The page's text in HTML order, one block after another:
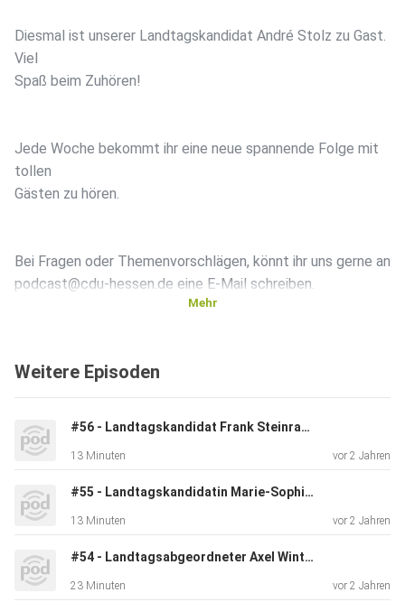
Diesmal ist unserer Landtagskandidat André Stolz zu Gast.
Viel
Spaß beim Zuhören!
Jede Woche bekommt ihr eine neue spannende Folge mit
tollen
Gästen zu hören.
Bei Fragen oder Themenvorschlägen, könnt ihr uns gerne an
podcast@cdu-hessen.de eine E-Mail schreiben.
Mehr
Weitere Episoden
#56 - Landtagskandidat Frank Steinraths zu Gast
13 Minuten vor 2 Jahren
#55 - Landtagskandidatin Marie-Sophie Künkel zu Gast
13 Minuten vor 2 Jahren
#54 - Landtagsabgeordneter Axel Wintermeyer zu Gast
23 Minuten vor 2 Jahren